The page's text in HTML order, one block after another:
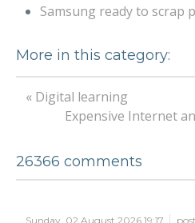
Samsung ready to scrap
More in this category:
« Digital learning
Expensive Internet
26366 comments
Sunday, 02 August 2026 19:17